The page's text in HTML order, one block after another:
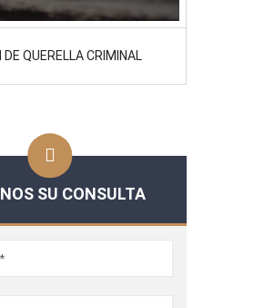
DE QUERELLA CRIMINAL
SU CONSULTA